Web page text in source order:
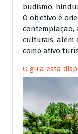
budismo,
O objetivo é
contemplação,
culturais, além
como ativo
O guia esta